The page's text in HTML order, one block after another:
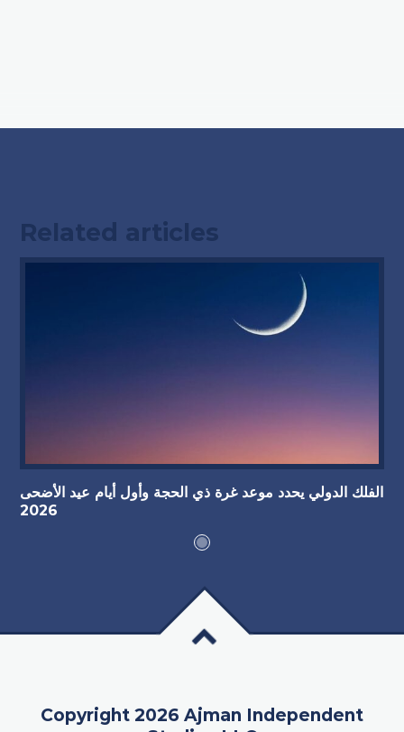
Related articles
الفلك الدولي يحدد موعد غرة ذي الحجة وأول أيام عيد الأضحى
2026
Copyright 2026 Ajman Independent